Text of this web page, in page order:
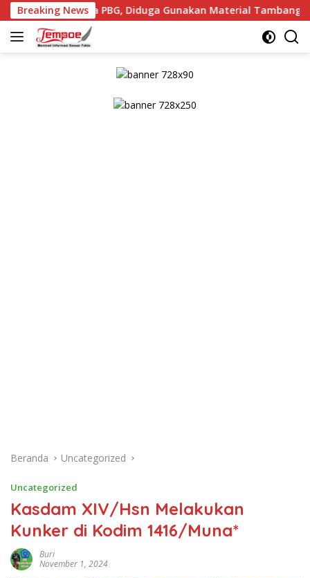
Langsung
ke
konten
Breaking News
PBG, Diduga Gunakan Material Tambang Ilegal
Beranda Uncategorized
Uncategorized
Kasdam XIV/Hsn Melakukan
Kunker di Kodim 1416/Muna*
Buri
November 1, 2024